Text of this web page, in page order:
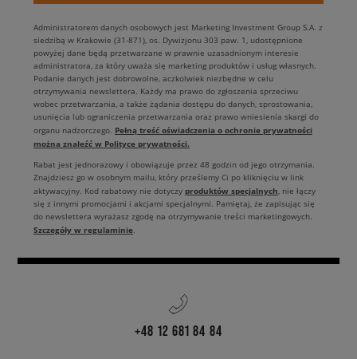
tym razem postaw na kolor!Bluza adidas dla mężczyznw
energetyzującym odcieniu nie tylko urozmaici Twoją codzienną
garderobę, wprowadzi do stylizacji powiew świeżości i zagwarantuje Ci
dobry humor przez cały dzień. W końcu kolorowe ubrania, takie jak bluzy
męskie adidas, mają pozytywny wpływ na nasze samopoczucie, nawet
jeżeli nie zdajemy sobie z tego sprawy. W jakich kolorach występują
męskie bluzy adidas ? Obecnie możemy zaproponować Ci produkty w
niemal wszystkich barwach tęczy - pastelowym żółtym,
pomarańczowym, fioletowym, bordowym, a także niebieskim i zielonym.
Na fanów charakterystycznego stylu tego brandu czekają bluzy z
dopasowanym krojem, oversizeowe, jak i również niejedna bluza adidas
męska bez kaptura, rozpinana i klasyczna hoodie. Która z nich trafi do
Twojego koszyka? Niezależnie od tego na jaką się zdecydujesz, możesz
mieć pewność, że wybranabluza adidasa męskajest w 100%
oryginalna, ponieważ w naszym sklepie znajdziesz wyłącznie produkty
Administratorem danych osobowych jest Marketing Investment Group S.A. z
siedzibą w Krakowie (31-871), os. Dywizjonu 303 paw. 1, udostępnione
powyżej dane będą przetwarzane w prawnie uzasadnionym interesie
administratora, za który uważa się marketing produktów i usług własnych.
Podanie danych jest dobrowolne, aczkolwiek niezbędne w celu
otrzymywania newslettera. Każdy ma prawo do zgłoszenia sprzeciwu
wobec przetwarzania, a także żądania dostępu do danych, sprostowania,
usunięcia lub ograniczenia przetwarzania oraz prawo wniesienia skargi do
organu nadzorczego. Pełną treść oświadczenia o ochronie prywatności
można znaleźć w Polityce prywatności.
Rabat jest jednorazowy i obowiązuje przez 48 godzin od jego otrzymania.
Znajdziesz go w osobnym mailu, który prześlemy Ci po kliknięciu w link
aktywacyjny. Kod rabatowy nie dotyczy produktów specjalnych , nie łączy
się z innymi promocjami i akcjami specjalnymi. Pamiętaj, że zapisując się
do newslettera wyrażasz zgodę na otrzymywanie treści marketingowych.
Szczegóły w regulaminie
+48 12 681 84 84